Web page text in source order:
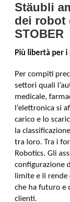
Stäubli
dei robot
STOBER
Più libertà per
Per compiti
settori quali
medicale,
l’elettronica si
carico e lo
la
tra loro. Tra i
Robotics. Gli
configurazione
limite e li
che ha futuro e
clienti.